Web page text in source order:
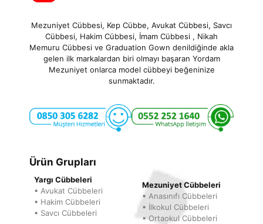
Mezuniyet Cübbesi, Kep Cübbe, Avukat Cübbesi, Savcı
Cübbesi, Hakim Cübbesi, İmam Cübbesi , Nikah
Memuru Cübbesi ve Graduation Gown denildiğinde akla
gelen ilk markalardan biri olmayı başaran Yordam
Mezuniyet onlarca model cübbeyi beğeninize
sunmaktadır.
Ürün Grupları
Yargı Cübbeleri
▪ Avukat Cübbeleri
▪ Hakim Cübbeleri
▪ Savcı Cübbeleri
Mezuniyet Cübbeleri
▪ Anasınıfı Cübbeleri
▪ İlkokul Cübbeleri
▪ Ortaokul Cübbeleri